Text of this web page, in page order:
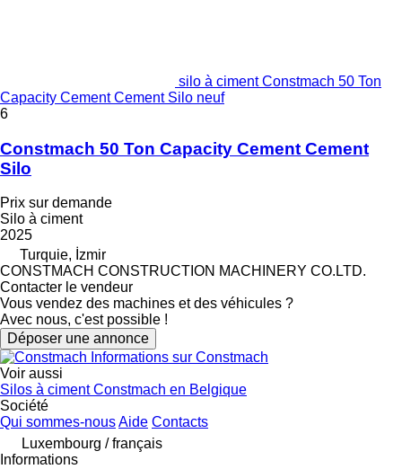
silo à ciment Constmach 50 Ton
Capacity Cement Cement Silo neuf
6
Constmach 50 Ton Capacity Cement Cement
Silo
Prix sur demande
Silo à ciment
2025
Turquie, İzmir
CONSTMACH CONSTRUCTION MACHINERY CO.LTD.
Contacter le vendeur
Vous vendez des machines et des véhicules ?
Avec nous, c'est possible !
Déposer une annonce
Informations sur Constmach
Voir aussi
Silos à ciment Constmach en Belgique
Société
Qui sommes-nousAide Contacts
Luxembourg / français
Informations